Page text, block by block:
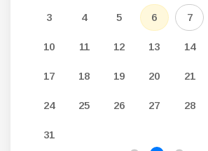
3 4 5 6 7
10 11 12 13 14
17 18 19 20 21
24 25 26 27 28
31